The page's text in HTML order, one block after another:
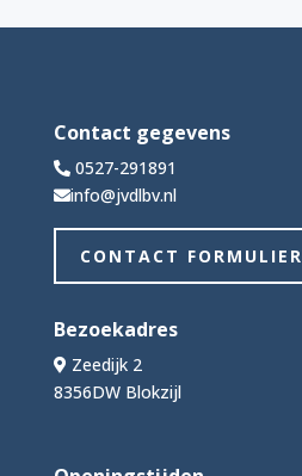
Contact gegevens
0527-291891
info@jvdlbv.nl
CONTACT FORMULIER
Bezoekadres
Zeedijk 2
8356DW Blokzijl